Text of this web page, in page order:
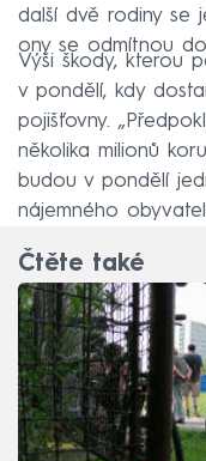
další dvě rodiny se
ony se odmítnou
Výši škody, kterou
v pondělí, kdy
pojišťovny.
několika milionů
budou v pondělí
nájemného
Čtěte také